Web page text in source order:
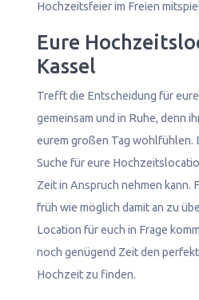
Hochzeitsfeier im Freien
Eure
Kassel
Trefft die Entscheidung für
gemeinsam und in Ruhe, denn
eurem großen Tag wohlfühlen.
Suche für eure
Zeit in Anspruch nehmen kann.
früh wie möglich damit an zu
Location für euch in Frage
noch genügend Zeit den
Hochzeit zu finden.